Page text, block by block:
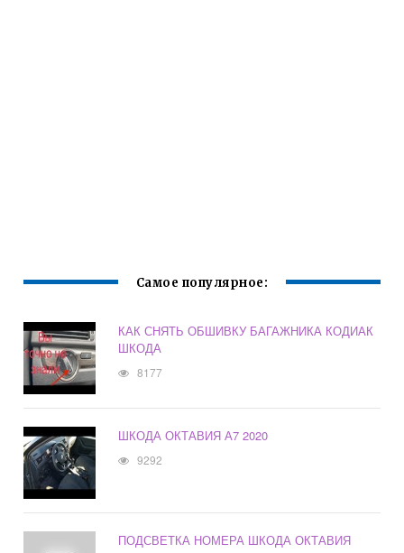
Самое популярное:
КАК СНЯТЬ ОБШИВКУ БАГАЖНИКА КОДИАК
ШКОДА
8177
ШКОДА ОКТАВИЯ А7 2020
9292
ПОДСВЕТКА НОМЕРА ШКОДА ОКТАВИЯ